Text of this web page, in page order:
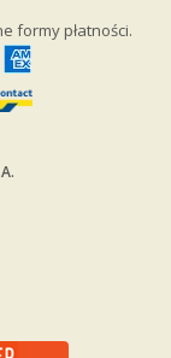
formy płatności.